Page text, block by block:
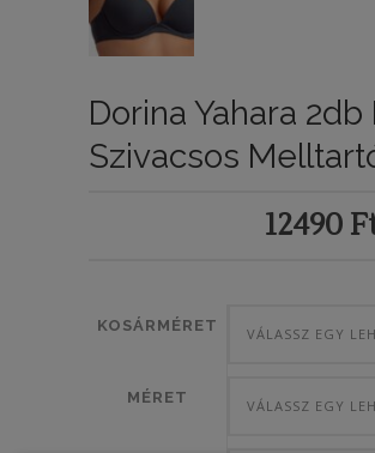
Dorina Yahara
Szivacsos
12490
KOSÁRMÉRET VÁLASSZ EGY
MÉRET VÁLASSZ EGY